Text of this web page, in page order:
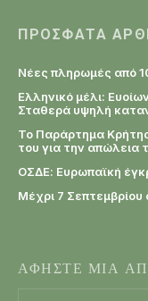
ΠΡΌΣΦΑΤΑ
Νέες πληρωμές από
Ελληνικό μέλι:
Σταθερά υψηλή
Το Παράρτημα
του για την απώλεια
ΟΣΔΕ: Ευρωπαϊκή
Μέχρι 7
ΑΦΗΣΤΕ ΜΙΑ